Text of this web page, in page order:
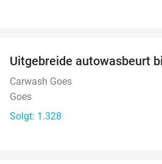
Uitgebreide autowasbeurt
Carwash Goes
Goes
Solgt: 1.328